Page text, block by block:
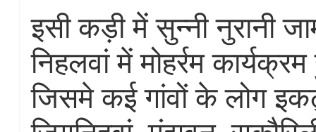
इसी कड़ी में सुन्नी नुरानी
निहलवां में मोहर्रम
जिसमे कई गांवों के लोग